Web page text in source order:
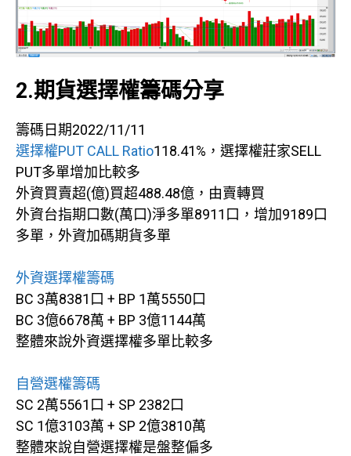
2.期貨選擇權籌碼分享
籌碼日期2022/11/11
選擇權PUT CALL Ratio118.41%，選擇權莊家SELL
PUT多單增加比較多
外資買賣超(億)買超488.48億，由賣轉買
外資台指期口數(萬口)淨多單8911口，增加9189口
多單，外資加碼期貨多單
外資選擇權籌碼
BC 3萬8381口 + BP 1萬5550口
BC 3億6678萬 + BP 3億1144萬
整體來說外資選擇權多單比較多
自營選權籌碼
SC 2萬5561口 + SP 2382口
SC 1億3103萬 + SP 2億3810萬
整體來說自營選擇權是盤整偏多